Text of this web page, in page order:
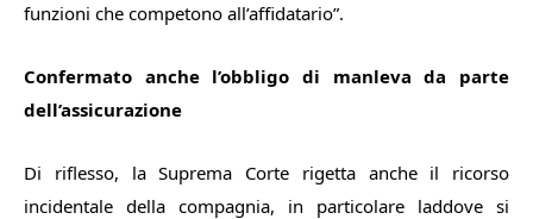
funzioni che competono all’affidatario”.
Confermato anche l’obbligo di manleva da parte
dell’assicurazione
Di riflesso, la Suprema Corte rigetta anche il ricorso
incidentale della compagnia, in particolare laddove si